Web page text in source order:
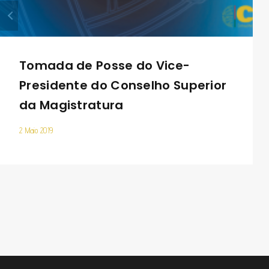
Tomada de Posse do Vice-
Presidente do Conselho Superior
da Magistratura
2 Maio 2019